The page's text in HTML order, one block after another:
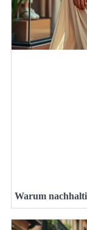
Warum